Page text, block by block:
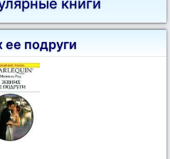
книги
подруги